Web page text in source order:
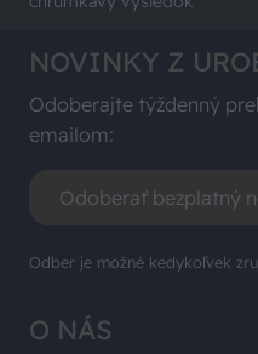
O NÁS
NOVINKY Z
Odoberajte týždenný
emailom:
Odoberať bezplatný
Odber je možné kedykoľvek